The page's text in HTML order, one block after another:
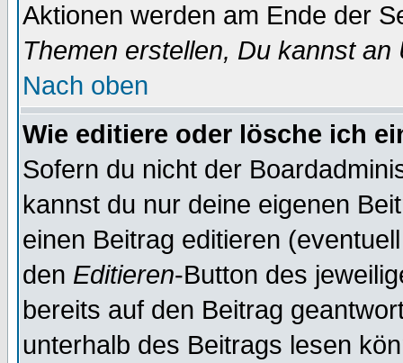
Aktionen werden am Ende der
Themen erstellen, Du kannst
Nach oben
Wie editiere oder lösche ich
Sofern du nicht der
kannst du nur deine eigenen
einen Beitrag editieren
den Editieren-Button des
bereits auf den Beitrag
unterhalb des Beitrags lesen